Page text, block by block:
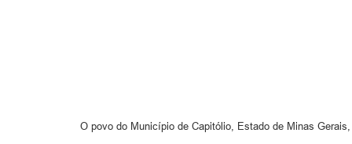
O povo do Município de Capitólio, Estado de Minas